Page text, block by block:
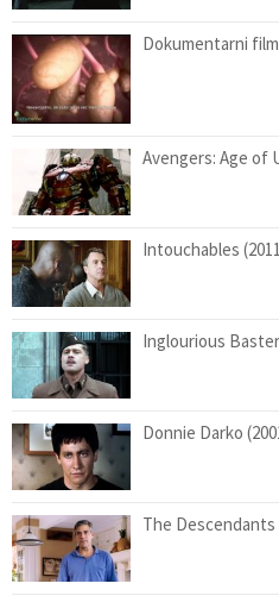
Dokumentarni
Avengers: Age of
Intouchables
Inglourious
Donnie Darko
The Descendants